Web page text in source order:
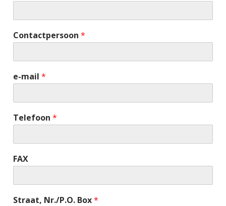
Contactpersoon *
e-mail *
Telefoon *
FAX
Straat, Nr./P.O. Box*